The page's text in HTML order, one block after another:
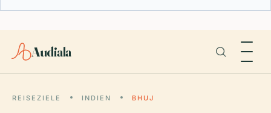
Audiala
REISEZIELE INDIEN BHUJ